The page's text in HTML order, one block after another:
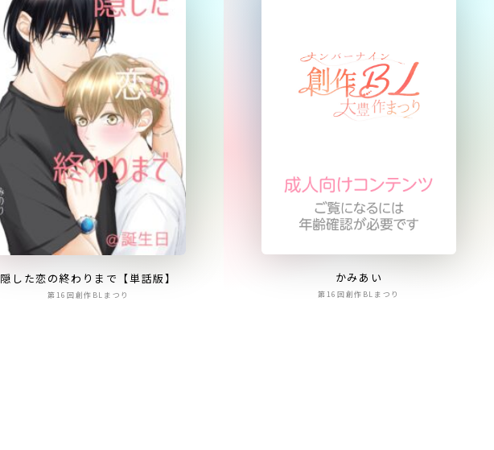
隠した恋の終わりまで【単話版】
第16回創作BLまつり
かみあい
第16回創作BLまつり